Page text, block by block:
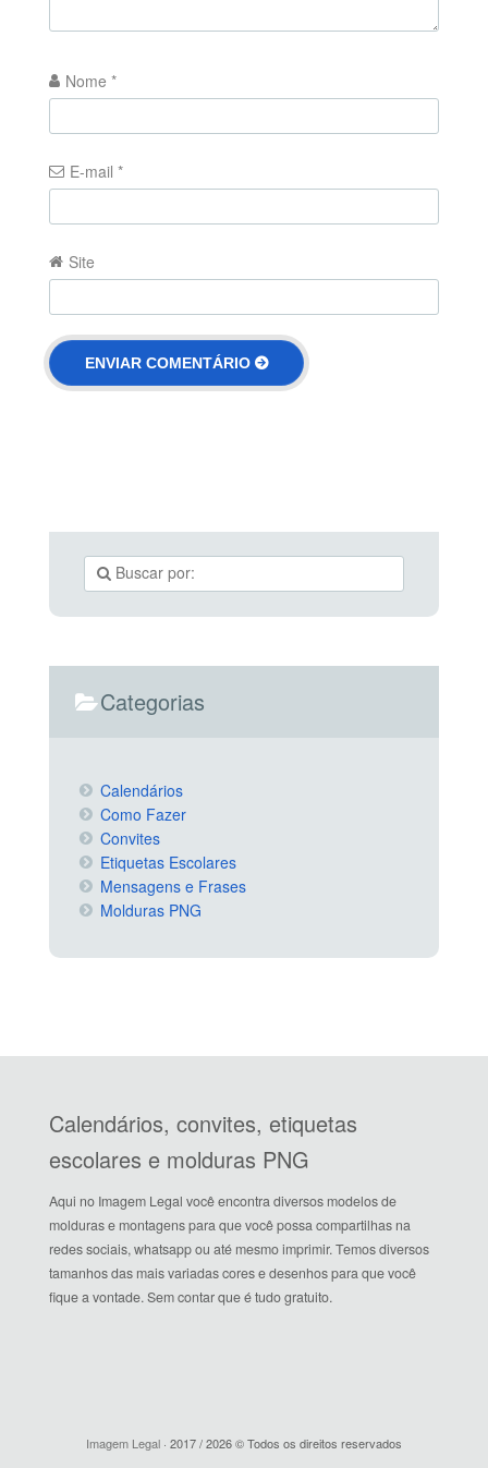
Nome *
E-mail *
Site
Categorias
Calendários
Como Fazer
Convites
Etiquetas Escolares
Mensagens e Frases
Molduras PNG
Calendários, convites, etiquetas
escolares e molduras PNG
Aqui no Imagem Legal você encontra diversos modelos de
molduras e montagens para que você possa compartilhas na
redes sociais, whatsapp ou até mesmo imprimir. Temos diversos
tamanhos das mais variadas cores e desenhos para que você
fique a vontade. Sem contar que é tudo gratuito.
Imagem Legal · 2017 / 2026 © Todos os direitos reservados